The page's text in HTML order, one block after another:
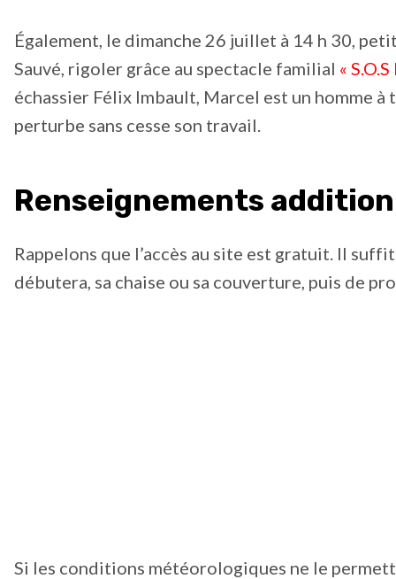
Également, le dimanche 26 juillet à 14 h 30,
Sauvé, rigoler grâce au spectacle familial «
échassier Félix Imbault, Marcel est un homme
perturbe sans cesse son travail.
Renseignements
Rappelons que l’accès au site est gratuit. Il
débutera, sa chaise ou sa couverture, puis de
Si les conditions météorologiques ne le